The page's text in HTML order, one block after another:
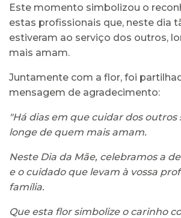
Este momento simbolizou o
estas profissionais que, neste dia
estiveram ao serviço dos outros,
mais amam.
Juntamente com a flor, foi
mensagem de agradecimento:
"Há dias em que cuidar dos outros
longe de quem mais amam.
Neste Dia da Mãe, celebramos a
e o cuidado que levam à vossa
família.
Que esta flor simbolize o carinho